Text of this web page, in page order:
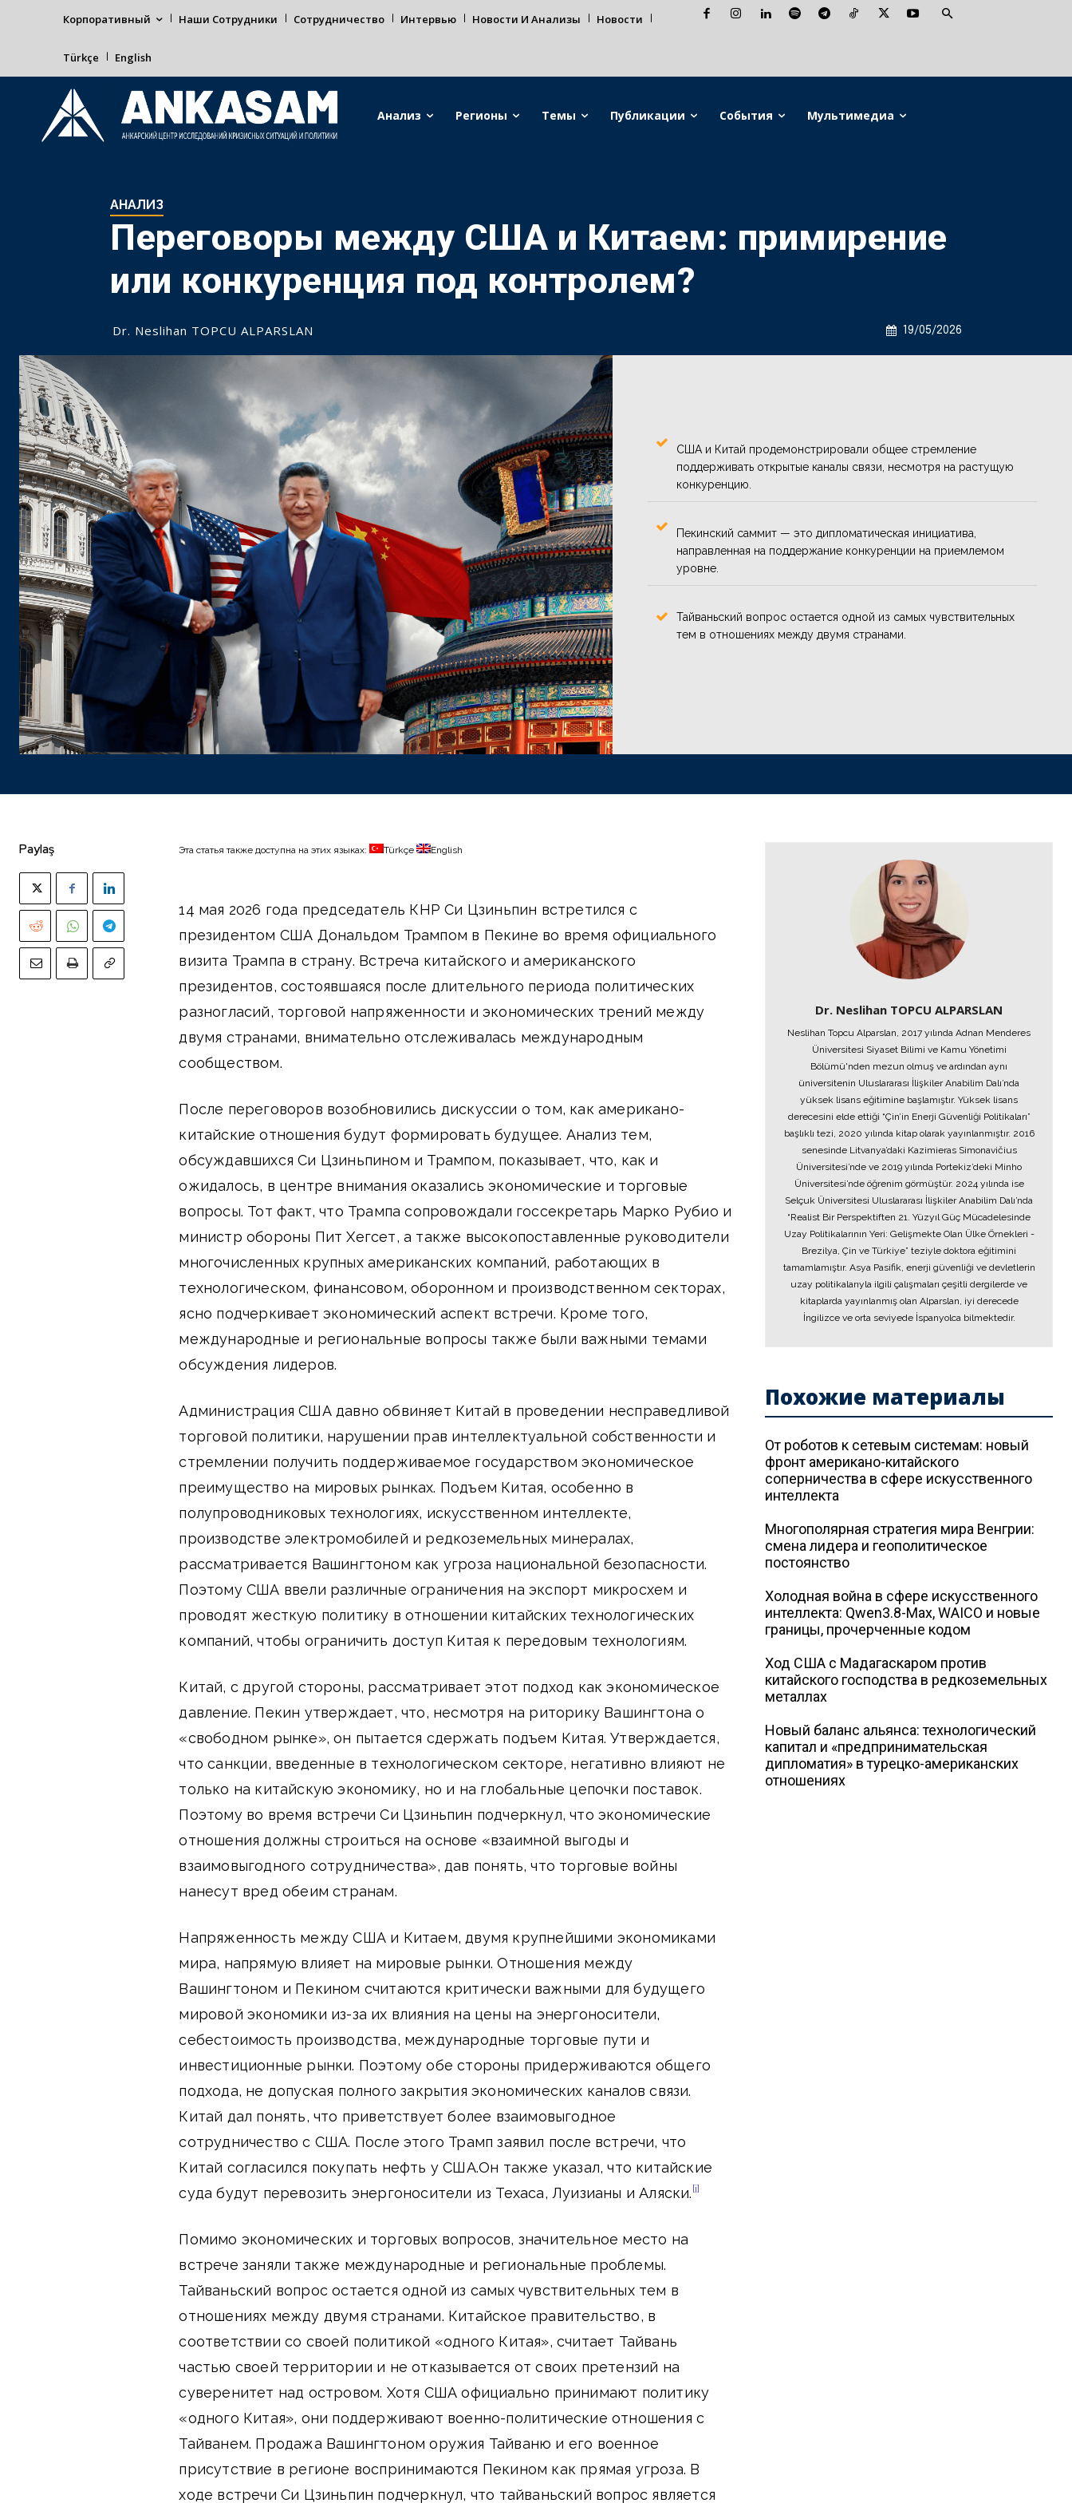
Корпоративный Наши Сотрудники Сотрудничество Интервью Новости И Анализы Новости
Türkçe English
Анализ Регионы Темы Публикации События Мультимедиа
АНАЛИЗ
Переговоры между США и Китаем: примирение
или конкуренция под контролем?
19/05/2026
Dr. Neslihan TOPCU ALPARSLAN
США и Китай продемонстрировали общее стремление
поддерживать открытые каналы связи, несмотря на растущую
конкуренцию.
Пекинский саммит — это дипломатическая инициатива,
направленная на поддержание конкуренции на приемлемом
уровне.
Тайваньский вопрос остается одной из самых чувствительных
тем в отношениях между двумя странами.
Paylaş Эта статья также доступна на этих языках: Türkçe English
14 мая 2026 года председатель КНР Си Цзиньпин встретился с
президентом США Дональдом Трампом в Пекине во время официального
визита Трампа в страну. Встреча китайского и американского
президентов, состоявшаяся после длительного периода политических
разногласий, торговой напряженности и экономических трений между
двумя странами, внимательно отслеживалась международным
сообществом.
После переговоров возобновились дискуссии о том, как американо-
китайские отношения будут формировать будущее. Анализ тем,
обсуждавшихся Си Цзиньпином и Трампом, показывает, что, как и
ожидалось, в центре внимания оказались экономические и торговые
вопросы. Тот факт, что Трампа сопровождали госсекретарь Марко Рубио и
министр обороны Пит Хегсет, а также высокопоставленные руководители
многочисленных крупных американских компаний, работающих в
технологическом, финансовом, оборонном и производственном секторах,
ясно подчеркивает экономический аспект встречи. Кроме того,
международные и региональные вопросы также были важными темами
обсуждения лидеров.
Администрация США давно обвиняет Китай в проведении несправедливой
торговой политики, нарушении прав интеллектуальной собственности и
стремлении получить поддерживаемое государством экономическое
преимущество на мировых рынках. Подъем Китая, особенно в
полупроводниковых технологиях, искусственном интеллекте,
производстве электромобилей и редкоземельных минералах,
рассматривается Вашингтоном как угроза национальной безопасности.
Поэтому США ввели различные ограничения на экспорт микросхем и
проводят жесткую политику в отношении китайских технологических
компаний, чтобы ограничить доступ Китая к передовым технологиям.
Китай, с другой стороны, рассматривает этот подход как экономическое
давление. Пекин утверждает, что, несмотря на риторику Вашингтона о
«свободном рынке», он пытается сдержать подъем Китая. Утверждается,
что санкции, введенные в технологическом секторе, негативно влияют не
только на китайскую экономику, но и на глобальные цепочки поставок.
Поэтому во время встречи Си Цзиньпин подчеркнул, что экономические
отношения должны строиться на основе «взаимной выгоды и
взаимовыгодного сотрудничества», дав понять, что торговые войны
нанесут вред обеим странам.
Напряженность между США и Китаем, двумя крупнейшими экономиками
мира, напрямую влияет на мировые рынки. Отношения между
Вашингтоном и Пекином считаются критически важными для будущего
мировой экономики из-за их влияния на цены на энергоносители,
себестоимость производства, международные торговые пути и
инвестиционные рынки. Поэтому обе стороны придерживаются общего
подхода, не допуская полного закрытия экономических каналов связи.
Китай дал понять, что приветствует более взаимовыгодное
сотрудничество с США. После этого Трамп заявил после встречи, что
Китай согласился покупать нефть у США.Он также указал, что китайские
суда будут перевозить энергоносители из Техаса, Луизианы и Аляски.[i]
Помимо экономических и торговых вопросов, значительное место на
встрече заняли также международные и региональные проблемы.
Тайваньский вопрос остается одной из самых чувствительных тем в
отношениях между двумя странами. Китайское правительство, в
соответствии со своей политикой «одного Китая», считает Тайвань
частью своей территории и не отказывается от своих претензий на
суверенитет над островом. Хотя США официально принимают политику
«одного Китая», они поддерживают военно-политические отношения с
Тайванем. Продажа Вашингтоном оружия Тайваню и его военное
присутствие в регионе воспринимаются Пекином как прямая угроза. В
ходе встречи Си Цзиньпин подчеркнул, что тайваньский вопрос является
Dr. Neslihan TOPCU ALPARSLAN
Neslihan Topcu Alparslan, 2017 yılında Adnan Menderes
Üniversitesi Siyaset Bilimi ve Kamu Yönetimi
Bölümü'nden mezun olmuş ve ardından aynı
üniversitenin Uluslararası İlişkiler Anabilim Dalı’nda
yüksek lisans eğitimine başlamıştır. Yüksek lisans
derecesini elde ettiği “Çin’in Enerji Güvenliği Politikaları”
başlıklı tezi, 2020 yılında kitap olarak yayınlanmıştır. 2016
senesinde Litvanya’daki Kazimieras Simonavičius
Üniversitesi’nde ve 2019 yılında Portekiz’deki Minho
Üniversitesi’nde öğrenim görmüştür. 2024 yılında ise
Selçuk Üniversitesi Uluslararası İlişkiler Anabilim Dalı’nda
“Realist Bir Perspektiften 21. Yüzyıl Güç Mücadelesinde
Uzay Politikalarının Yeri: Gelişmekte Olan Ülke Örnekleri -
Brezilya, Çin ve Türkiye” teziyle doktora eğitimini
tamamlamıştır. Asya Pasifik, enerji güvenliği ve devletlerin
uzay politikalarıyla ilgili çalışmaları çeşitli dergilerde ve
kitaplarda yayınlanmış olan Alparslan, iyi derecede
İngilizce ve orta seviyede İspanyolca bilmektedir.
Похожие материалы
От роботов к сетевым системам: новый
фронт американо-китайского
соперничества в сфере искусственного
интеллекта
Многополярная стратегия мира Венгрии:
смена лидера и геополитическое
постоянство
Холодная война в сфере искусственного
интеллекта: Qwen3.8-Max, WAICO и новые
границы, прочерченные кодом
Ход США с Мадагаскаром против
китайского господства в редкоземельных
металлах
Новый баланс альянса: технологический
капитал и «предпринимательская
дипломатия» в турецко-американских
отношениях